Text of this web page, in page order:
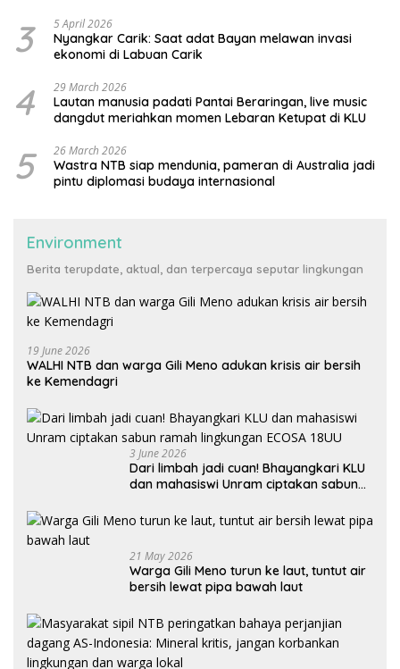
3 5 April 2026
Nyangkar Carik: Saat adat Bayan melawan invasi
ekonomi di Labuan Carik
4 29 March 2026
Lautan manusia padati Pantai Beraringan, live music
dangdut meriahkan momen Lebaran Ketupat di KLU
5 26 March 2026
Wastra NTB siap mendunia, pameran di Australia jadi
pintu diplomasi budaya internasional
Environment
Berita terupdate, aktual, dan terpercaya seputar lingkungan
19 June 2026
WALHI NTB dan warga Gili Meno adukan krisis air bersih
ke Kemendagri
3 June 2026
Dari limbah jadi cuan! Bhayangkari KLU
dan mahasiswi Unram ciptakan sabun
21 May 2026
Warga Gili Meno turun ke laut, tuntut air
bersih lewat pipa bawah laut